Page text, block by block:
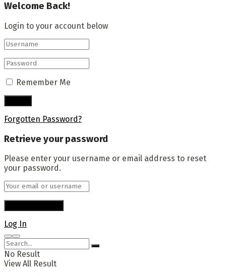
Welcome Back!
Login to your account below
Remember Me
Forgotten Password?
Retrieve your password
Please enter your username or email address to reset
your password.
Log In
No Result
View All Result